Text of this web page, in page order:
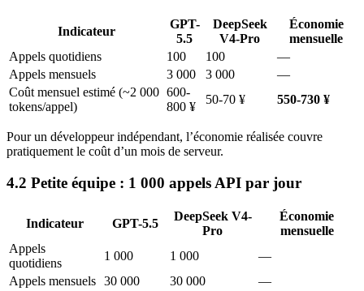
Indicateur
GPT-
5.5
DeepSeek
V4-Pro
Économie
mensuelle
Appels quotidiens
100 100
—
Appels mensuels
3 000 3 000
—
Coût mensuel estimé (~2 000
tokens/appel)
600-
800 ¥
50-70 ¥ 550-730 ¥
Pour un développeur indépendant, l’économie réalisée couvre
pratiquement le coût d’un mois de serveur.
4.2 Petite équipe : 1 000 appels API par jour
Indicateur GPT-5.5
DeepSeek V4-
Pro
Économie
mensuelle
Appels
quotidiens
1 000 1 000
—
Appels mensuels 30 000 30 000
—